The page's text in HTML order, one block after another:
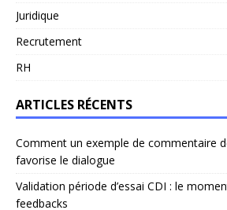
Juridique
Recrutement
RH
ARTICLES RÉCENTS
Comment un exemple de commentaire
favorise le dialogue
Validation période d’essai CDI : le
feedbacks